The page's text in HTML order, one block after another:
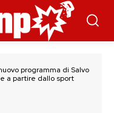
programma di Salvo
a partire dallo sport